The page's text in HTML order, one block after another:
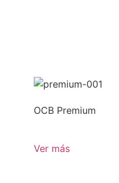
OCB Premium
Ver más